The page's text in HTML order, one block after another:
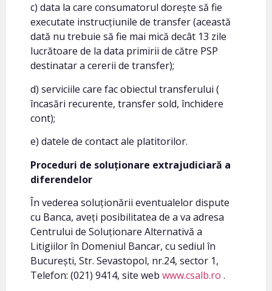
c) data la care consumatorul dorește să fie
executate instrucțiunile de transfer (această
dată nu trebuie să fie mai mică decât 13 zile
lucrătoare de la data primirii de către PSP
destinatar a cererii de transfer);
d) serviciile care fac obiectul transferului (
încasări recurente, transfer sold, închidere
cont);
e) datele de contact ale platitorilor.
Proceduri de soluționare extrajudiciară a
diferendelor
În vederea soluționării eventualelor dispute
cu Banca, aveți posibilitatea de a va adresa
Centrului de Soluționare Alternativă a
Litigiilor în Domeniul Bancar, cu sediul în
București, Str. Sevastopol, nr.24, sector 1,
Telefon: (021) 9414, site web www.csalb.ro .